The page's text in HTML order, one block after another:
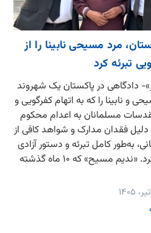
مرد مسیحی نابینا را از
تبرئه کرد
دادگاهی در پاکستان یک شهروند
و نابینا را که به اتهام کفرگویی و
مسلمانان به اعدام محکوم
دلیل فقدان مدارک و شواهد کافی از
به‌طور کامل تبرئه و دستور آزادی
وی را صادر کرد. «ندیم مسیح» که ۱۰ ماه گذشته